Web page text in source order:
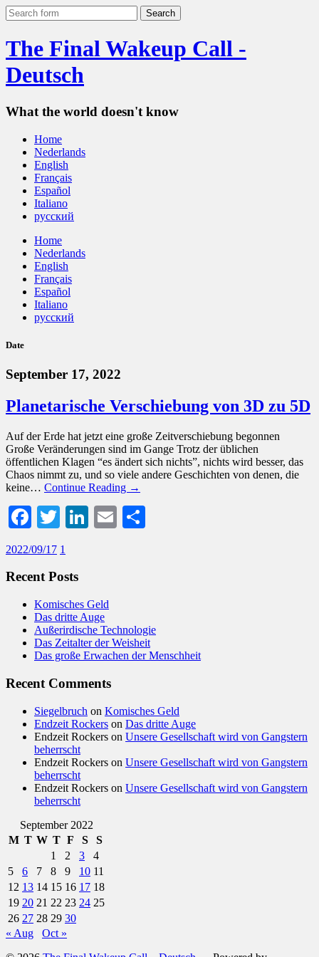
The Final Wakeup Call -
Deutsch
What the world doesn't know
Home
Nederlands
English
Français
Español
Italiano
русский
Home
Nederlands
English
Français
Español
Italiano
русский
Date
September 17, 2022
Planetarische Verschiebung von 3D zu 5D
Auf der Erde hat jetzt eine große Zeitverschiebung begonnen
Große Veränderungen sind im Gange Trotz der üblichen
öffentlichen Klagen “es ändert sich nichts”, nichts wird besser, das
Chaos nimmt zu, und so viele andere Geschichten von denen, die
keine… Continue Reading →
Facebook
TwitterLinkedIn
Email
2022/09/17 1
Recent Posts
Komisches Geld
Das dritte Auge
Außerirdische Technologie
Das Zeitalter der Weisheit
Das große Erwachen der Menschheit
Recent Comments
Siegelbruch on Komisches Geld
Endzeit Rockers on Das dritte Auge
Endzeit Rockers on Unsere Gesellschaft wird von Gangstern
beherrscht
Endzeit Rockers on Unsere Gesellschaft wird von Gangstern
beherrscht
Endzeit Rockers on Unsere Gesellschaft wird von Gangstern
beherrscht
September 2022
M T W T F S
S
1
2 3
4
5
6 7 8 9 10 11
12 13 14 15 16 17 18
19 20 21 22 23 24 25
26 27 28 29 30
« Aug
Oct »